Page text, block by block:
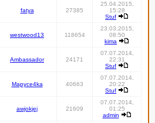
fatya 27385
25.04.2015,
15:28
Stuf
westwood13 118654
23.03.2015,
08:50
kima
Ambassador 24171
07.07.2014,
22:31
Stuf
Mapyce4ka 40663
07.07.2014,
20:22
Stuf
awjokjej 21609
07.07.2014,
01:25
admin